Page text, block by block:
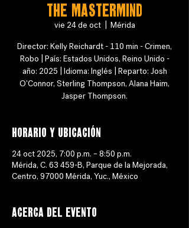
The Mastermind
vie 24 de oct
  |
Mérida
Director: Kelly Reichardt - 110 min - Crimen,
Robo | País: Estados Unidos, Reino Unido -
año: 2025 | Idioma: Inglés | Reparto: Josh
O'Connor, Sterling Thompson, Alana Haim,
Jasper Thompson.
Horario y ubicación
24 oct 2025, 7:00 p.m. – 8:50 p.m.
Mérida, C. 63 459-B, Parque de la Mejorada,
Centro, 97000 Mérida, Yuc., México
Acerca del evento